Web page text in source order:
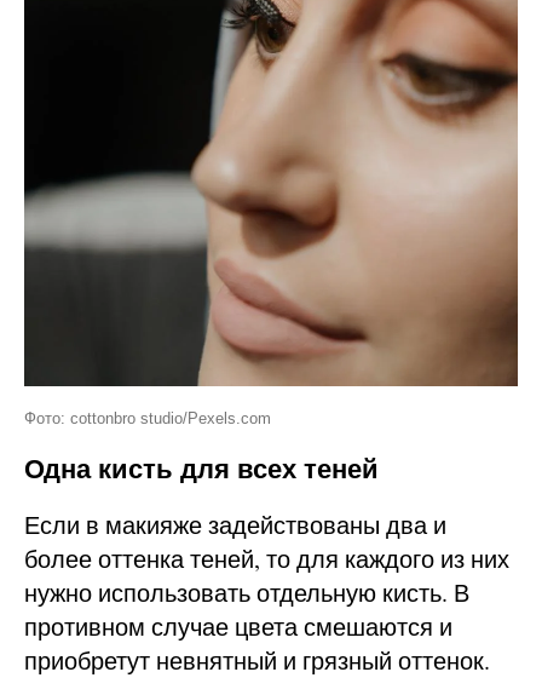
Фото: cottonbro studio/Pexels.com
Одна кисть для всех теней
Если в макияже задействованы два и
более оттенка теней, то для каждого из них
нужно использовать отдельную кисть. В
противном случае цвета смешаются и
приобретут невнятный и грязный оттенок.